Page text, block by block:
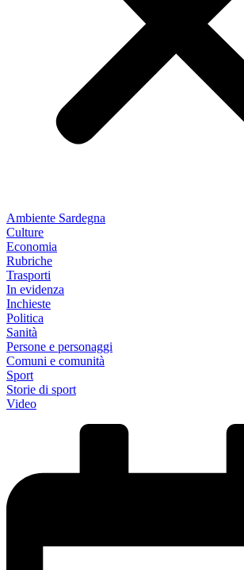
Ambiente Sardegna
Culture
Economia
Rubriche
Trasporti
In evidenza
Inchieste
Politica
Sanità
Persone e personaggi
Comuni e comunità
Sport
Storie di sport
Video